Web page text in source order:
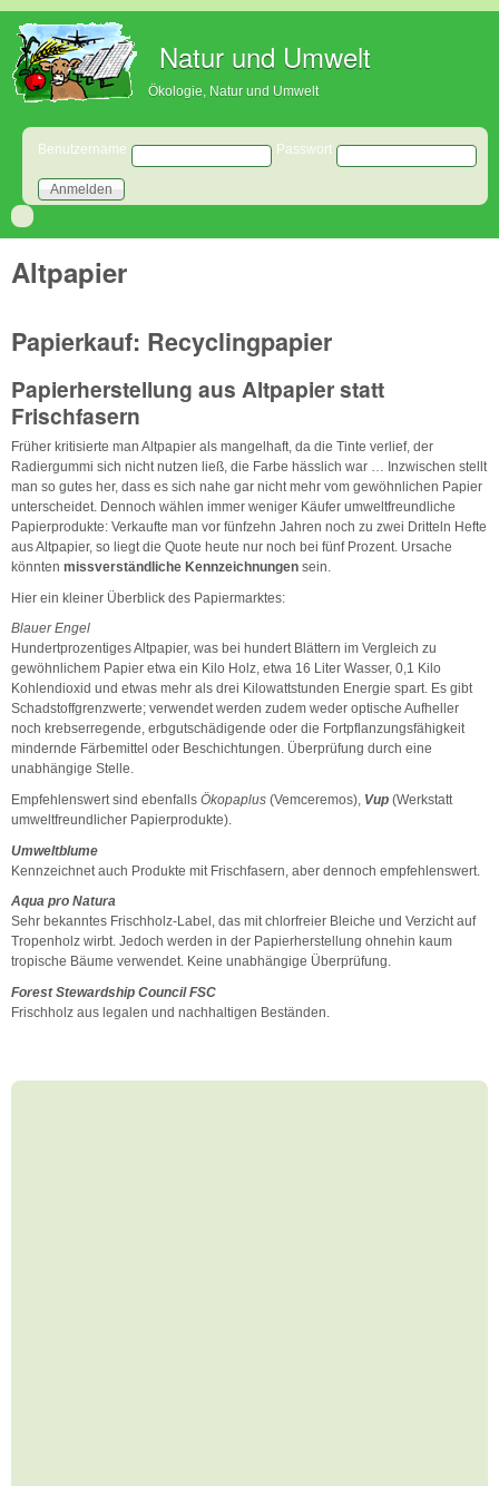
Natur und Umwelt
Ökologie, Natur und Umwelt
Benutzeranmeldung
Benutzername Passwort
Altpapier
Papierkauf: Recyclingpapier
Papierherstellung aus Altpapier statt
Frischfasern
Früher kritisierte man Altpapier als mangelhaft, da die Tinte verlief, der
Radiergummi sich nicht nutzen ließ, die Farbe hässlich war … Inzwischen stellt
man so gutes her, dass es sich nahe gar nicht mehr vom gewöhnlichen Papier
unterscheidet. Dennoch wählen immer weniger Käufer umweltfreundliche
Papierprodukte: Verkaufte man vor fünfzehn Jahren noch zu zwei Dritteln Hefte
aus Altpapier, so liegt die Quote heute nur noch bei fünf Prozent. Ursache
könnten missverständliche Kennzeichnungen sein.
Hier ein kleiner Überblick des Papiermarktes:
Blauer Engel
Hundertprozentiges Altpapier, was bei hundert Blättern im Vergleich zu
gewöhnlichem Papier etwa ein Kilo Holz, etwa 16 Liter Wasser, 0,1 Kilo
Kohlendioxid und etwas mehr als drei Kilowattstunden Energie spart. Es gibt
Schadstoffgrenzwerte; verwendet werden zudem weder optische Aufheller
noch krebserregende, erbgutschädigende oder die Fortpflanzungsfähigkeit
mindernde Färbemittel oder Beschichtungen. Überprüfung durch eine
unabhängige Stelle.
Empfehlenswert sind ebenfalls Ökopaplus (Vemceremos), Vup (Werkstatt
umweltfreundlicher Papierprodukte).
Umweltblume
Kennzeichnet auch Produkte mit Frischfasern, aber dennoch empfehlenswert.
Aqua pro Natura
Sehr bekanntes Frischholz-Label, das mit chlorfreier Bleiche und Verzicht auf
Tropenholz wirbt. Jedoch werden in der Papierherstellung ohnehin kaum
tropische Bäume verwendet. Keine unabhängige Überprüfung.
Forest Stewardship Council FSC
Frischholz aus legalen und nachhaltigen Beständen.